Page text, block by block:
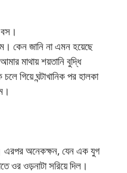
কেন জানি না এমন হয়েছে
মাথায় শয়তানি বুদ্ধি
গিয়ে ঘন্টাখানিক পর হালকা
এরপর অনেকক্ষন, যেন এক যুগ
ওর ওড়নাটা সরিয়ে দিল।